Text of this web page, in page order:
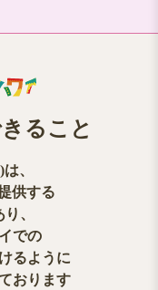
ること
、
供する
、
での
るように
おります